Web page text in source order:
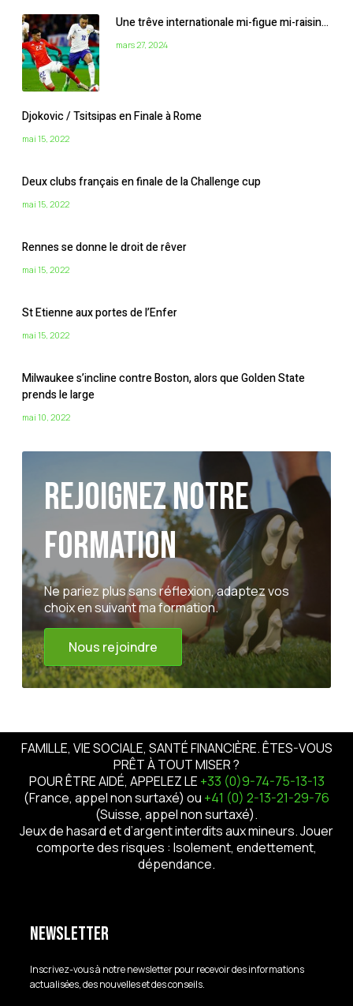
Une trêve internationale mi-figue mi-raisin…
mars 27, 2024
Djokovic / Tsitsipas en Finale à Rome
mai 15, 2022
Deux clubs français en finale de la Challenge cup
mai 15, 2022
Rennes se donne le droit de rêver
mai 15, 2022
St Etienne aux portes de l’Enfer
mai 15, 2022
Milwaukee s’incline contre Boston, alors que Golden State
prends le large
mai 10, 2022
Rejoignez notre
formation
Ne pariez plus sans réflexion, adaptez vos
choix en suivant ma formation.
Nous rejoindre
FAMILLE, VIE SOCIALE, SANTÉ FINANCIÈRE. ÊTES-VOUS
PRÊT À TOUT MISER ?
POUR ÊTRE AIDÉ, APPELEZ LE +33 (0)9-74-75-13-13
(France, appel non surtaxé) ou +41 (0) 2-13-21-29-76
(Suisse, appel non surtaxé).
Jeux de hasard et d’argent interdits aux mineurs. Jouer
comporte des risques : Isolement, endettement,
dépendance.
Newsletter
Inscrivez-vous à notre newsletter pour recevoir des informations
actualisées, des nouvelles et des conseils.